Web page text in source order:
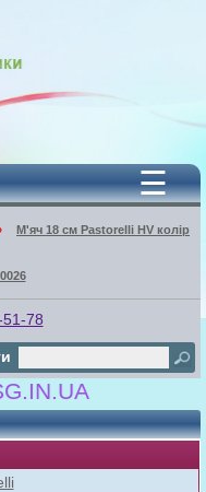
☰
М'яч 18 см Pastorelli HV колір
78